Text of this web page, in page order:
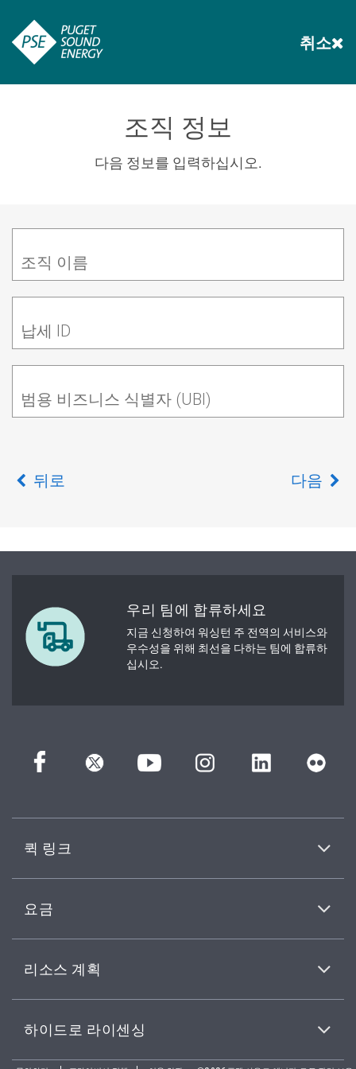
취소
조직 정보
다음 정보를 입력하십시오.
조직 이름
납세 ID
범용 비즈니스 식별자 (UBI)
뒤로 다음
우리 팀에 합류하세요
지금 신청하여 워싱턴 주 전역의 서비스와
우수성을 위해 최선을 다하는 팀에 합류하
십시오.
퀵 링크
요금
리소스 계획
하이드로 라이센싱